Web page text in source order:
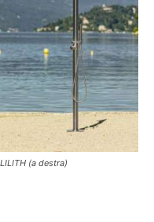
(a destra)